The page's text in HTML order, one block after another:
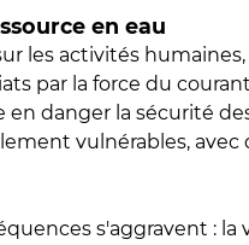
en eau
les activités
par la force du
danger la sécurité
vulnérables, avec
s'aggravent :